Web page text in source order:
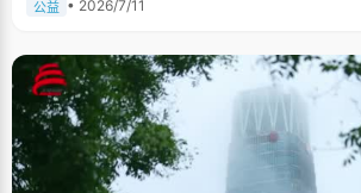
公益 • 2026/7/11